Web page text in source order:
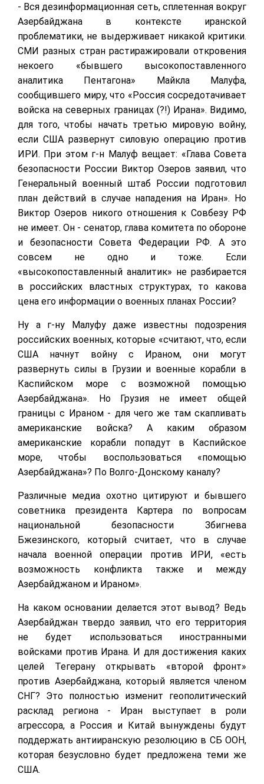
- Вся дезинформационная сеть, сплетенная вокруг
Азербайджана в контексте иранской
проблематики, не выдерживает никакой критики.
СМИ разных стран растиражировали откровения
некоего «бывшего высокопоставленного
аналитика Пентагона» Майкла Малуфа,
сообщившего миру, что «Россия сосредотачивает
войска на северных границах (?!) Ирана». Видимо,
для того, чтобы начать третью мировую войну,
если США развернут силовую операцию против
ИРИ. При этом г-н Малуф вещает: «Глава Совета
безопасности России Виктор Озеров заявил, что
Генеральный военный штаб России подготовил
план действий в случае нападения на Иран». Но
Виктор Озеров никого отношения к Совбезу РФ
не имеет. Он - сенатор, глава комитета по обороне
и безопасности Совета Федерации РФ. А это
совсем не одно и тоже. Если
«высокопоставленный аналитик» не разбирается
в российских властных структурах, то какова
цена его информации о военных планах России?
Ну а г-ну Малуфу даже известны подозрения
российских военных, которые «считают, что, если
США начнут войну с Ираном, они могут
развернуть силы в Грузии и военные корабли в
Каспийском море с возможной помощью
Азербайджана». Но Грузия не имеет общей
границы с Ираном - для чего же там скапливать
американские войска? А каким образом
американские корабли попадут в Каспийское
море, чтобы воспользоваться «помощью
Азербайджана»? По Волго-Донскому каналу?
Различные медиа охотно цитируют и бывшего
советника президента Картера по вопросам
национальной безопасности Збигнева
Бжезинского, который считает, что в случае
начала военной операции против ИРИ, «есть
возможность конфликта также и между
Азербайджаном и Ираном».
На каком основании делается этот вывод? Ведь
Азербайджан твердо заявил, что его территория
не будет использоваться иностранными
войсками против Ирана. И для достижения каких
целей Тегерану открывать «второй фронт»
против Азербайджана, который является членом
СНГ? Это полностью изменит геополитический
расклад региона - Иран выступает в роли
агрессора, а Россия и Китай вынуждены будут
поддержать антииранскую резолюцию в СБ ООН,
которая безусловно будет предложена теми же
США.